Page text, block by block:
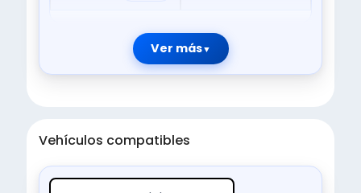
Ver más
Vehículos compatibles